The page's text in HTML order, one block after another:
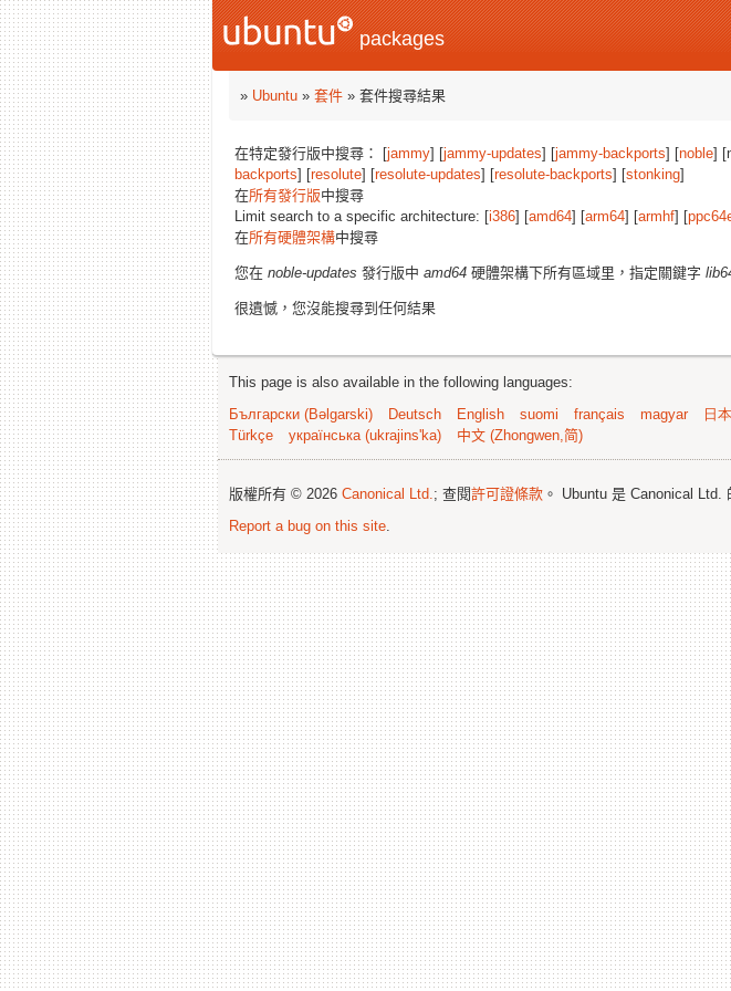
packages
» Ubuntu » 套件 » 套件搜尋結果
在特定發行版中搜尋： [jammy] [jammy-updates] [jammy-backports] [noble]
backports] [resolute] [resolute-updates] [resolute-backports] [stonking]
在所有發行版中搜尋
Limit search to a specific architecture: [i386] [amd64] [arm64] [armhf] [
在所有硬體架構中搜尋
您在 noble-updates 發行版中 amd64 硬體架構下所有區域里，指定關鍵字
很遺憾，您沒能搜尋到任何結果
This page is also available in the following languages:
Български (Bəlgarski)
Deutsch English suomi français magyar 日
Türkçe
українська (ukrajins'ka) 中文 (Zhongwen,简)
版權所有 © 2026 Canonical Ltd.; 查閱許可證條款 。 Ubuntu 是 Canonical Ltd.
Report a bug on this site.